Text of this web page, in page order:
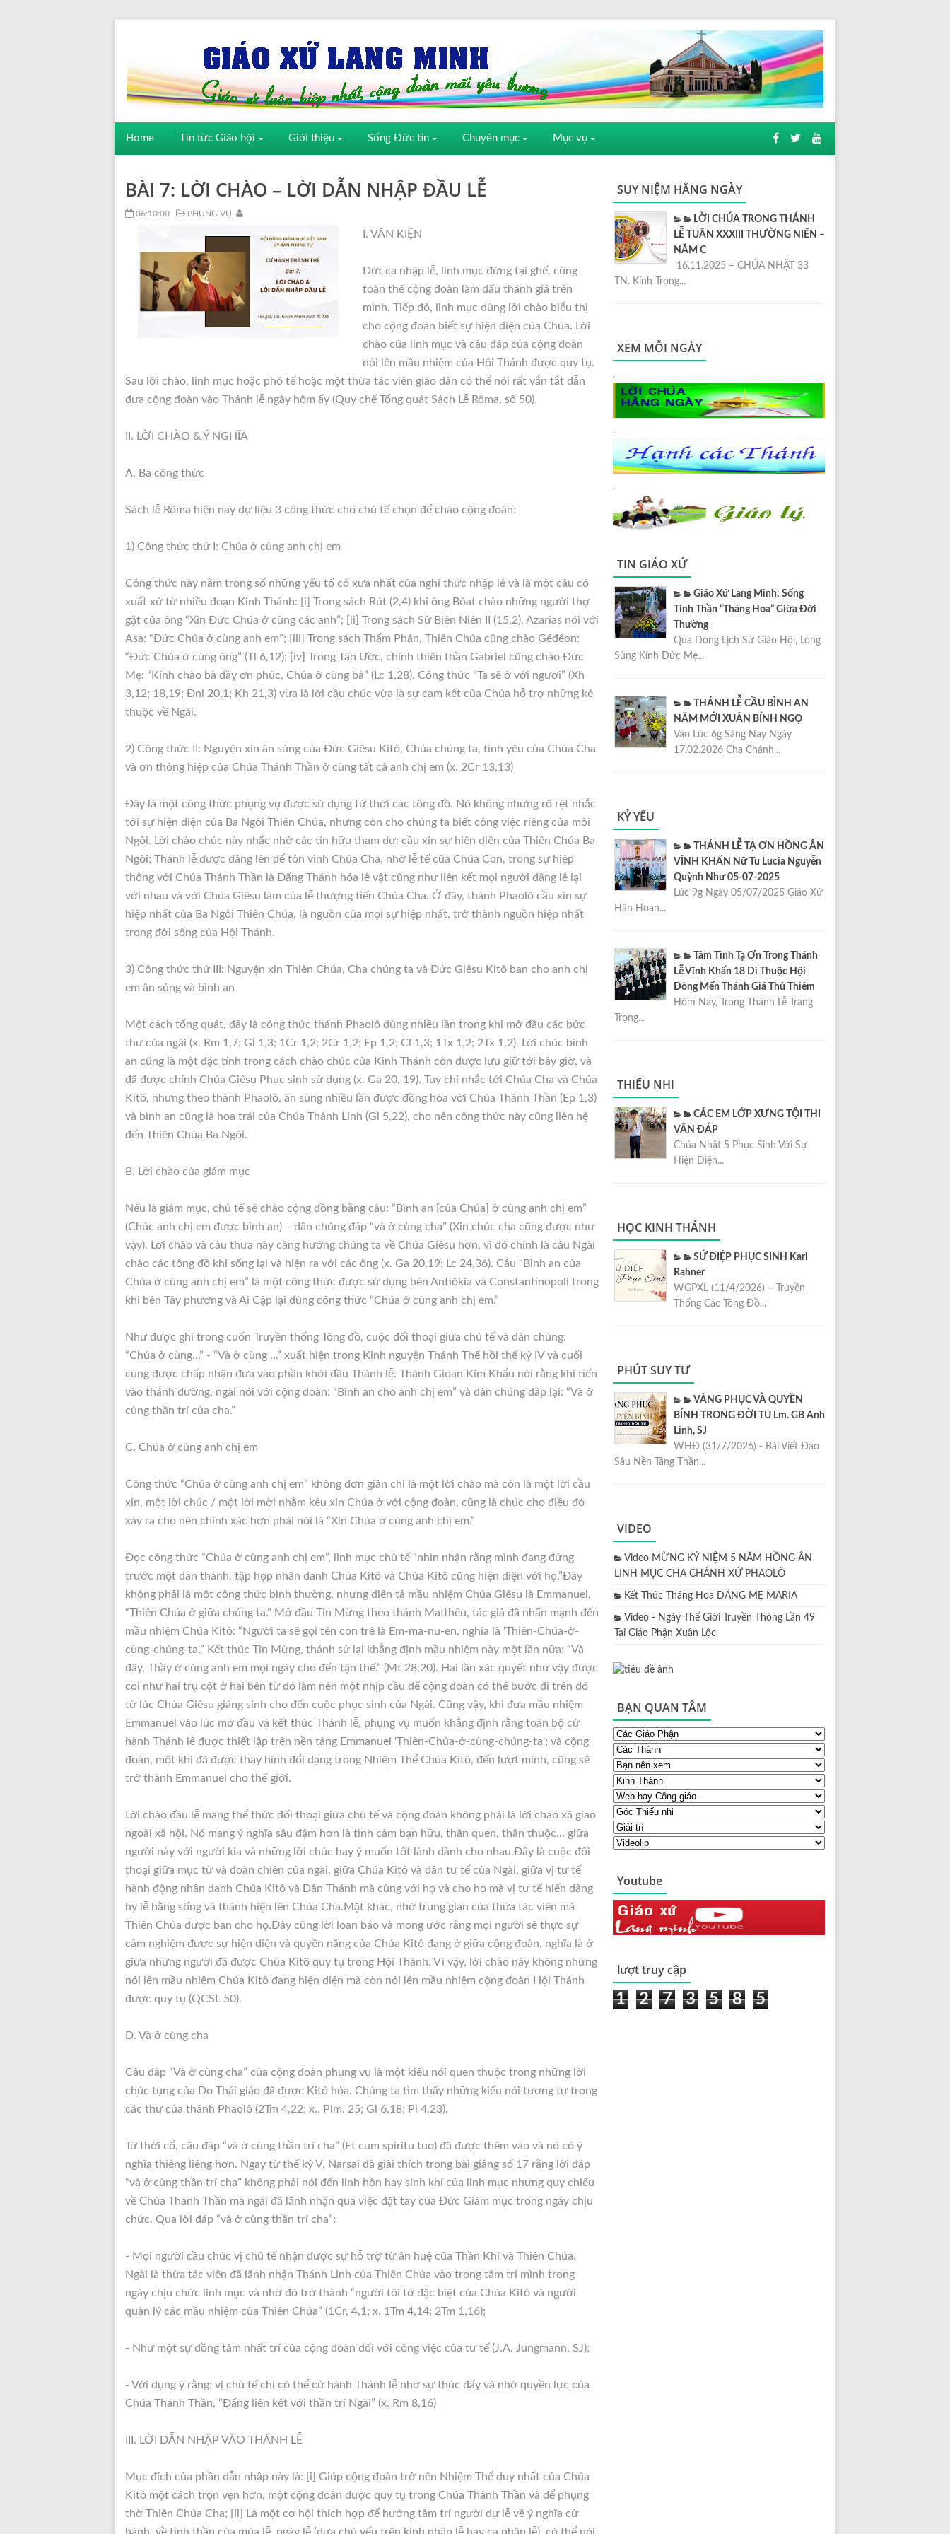
Home Tin tức Giáo hội Giới thiệu Sống Đức tin Chuyên mục Mục vụ
BÀI 7: LỜI CHÀO – LỜI DẪN NHẬP ĐẦU LỄ
06:10:00 PHỤNG VỤ
I. VĂN KIỆN
Dứt ca nhập lễ, linh mục đứng tại ghế, cùng
toàn thể cộng đoàn làm dấu thánh giá trên
mình. Tiếp đó, linh mục dùng lời chào biểu thị
cho cộng đoàn biết sự hiện diện của Chúa. Lời
chào của linh mục và câu đáp của cộng đoàn
nói lên mầu nhiệm của Hội Thánh được quy tụ.
Sau lời chào, linh mục hoặc phó tế hoặc một thừa tác viên giáo dân có thể nói rất vắn tắt dẫn
đưa cộng đoàn vào Thánh lễ ngày hôm ấy (Quy chế Tổng quát Sách Lễ Rôma, số 50).
II. LỜI CHÀO & Ý NGHĨA
A. Ba công thức
Sách lễ Rôma hiện nay dự liệu 3 công thức cho chủ tế chọn để chào cộng đoàn:
1) Công thức thứ I: Chúa ở cùng anh chị em
Công thức này nằm trong số những yếu tố cổ xưa nhất của nghi thức nhập lễ và là một câu có
xuất xứ từ nhiều đoạn Kinh Thánh: [i] Trong sách Rút (2,4) khi ông Bôat chào những người thợ
gặt của ông “Xin Đức Chúa ở cùng các anh”; [ii] Trong sách Sử Biên Niên II (15,2), Azarias nói với
Asa: “Đức Chúa ở cùng anh em”; [iii] Trong sách Thẩm Phán, Thiên Chúa cũng chào Gêđêon:
“Đức Chúa ở cùng ông” (Tl 6,12); [iv] Trong Tân Ước, chính thiên thần Gabriel cũng chào Đức
Mẹ: “Kính chào bà đầy ơn phúc, Chúa ở cùng bà” (Lc 1,28). Công thức “Ta sẽ ở với ngươi” (Xh
3,12; 18,19; Đnl 20,1; Kh 21,3) vừa là lời cầu chúc vừa là sự cam kết của Chúa hỗ trợ những kẻ
thuộc về Ngài.
2) Công thức II: Nguyện xin ân sủng của Đức Giêsu Kitô, Chúa chúng ta, tình yêu của Chúa Cha
và ơn thông hiệp của Chúa Thánh Thần ở cùng tất cả anh chị em (x. 2Cr 13,13)
Đây là một công thức phụng vụ được sử dụng từ thời các tông đồ. Nó không những rõ rệt nhắc
tới sự hiện diện của Ba Ngôi Thiên Chúa, nhưng còn cho chúng ta biết công việc riêng của mỗi
Ngôi. Lời chào chúc này nhắc nhở các tín hữu tham dự: cầu xin sự hiện diện của Thiên Chúa Ba
Ngôi; Thánh lễ được dâng lên để tôn vinh Chúa Cha, nhờ lễ tế của Chúa Con, trong sự hiệp
thông với Chúa Thánh Thần là Đấng Thánh hóa lễ vật cũng như liên kết mọi người dâng lễ lại
với nhau và với Chúa Giêsu làm của lễ thượng tiến Chúa Cha. Ở đây, thánh Phaolô cầu xin sự
hiệp nhất của Ba Ngôi Thiên Chúa, là nguồn của mọi sự hiệp nhất, trở thành nguồn hiệp nhất
trong đời sống của Hội Thánh.
3) Công thức thứ III: Nguyện xin Thiên Chúa, Cha chúng ta và Đức Giêsu Kitô ban cho anh chị
em ân sủng và bình an
Một cách tổng quát, đây là công thức thánh Phaolô dùng nhiều lần trong khi mở đầu các bức
thư của ngài (x. Rm 1,7; Gl 1,3; 1Cr 1,2; 2Cr 1,2; Ep 1,2; Cl 1,3; 1Tx 1,2; 2Tx 1,2). Lời chúc bình
an cũng là một đặc tính trong cách chào chúc của Kinh Thánh còn được lưu giữ tới bây giờ, và
đã được chính Chúa Giêsu Phục sinh sử dụng (x. Ga 20, 19). Tuy chỉ nhắc tới Chúa Cha và Chúa
Kitô, nhưng theo thánh Phaolô, ân sủng nhiều lần được đồng hóa với Chúa Thánh Thần (Ep 1,3)
và bình an cũng là hoa trái của Chúa Thánh Linh (Gl 5,22), cho nên công thức này cũng liên hệ
đến Thiên Chúa Ba Ngôi.
B. Lời chào của giám mục
Nếu là giám mục, chủ tế sẽ chào cộng đồng bằng câu: “Bình an [của Chúa] ở cùng anh chị em”
(Chúc anh chị em được bình an) – dân chúng đáp “và ở cùng cha” (Xin chúc cha cũng được như
vậy). Lời chào và câu thưa này càng hướng chúng ta về Chúa Giêsu hơn, vì đó chính là câu Ngài
chào các tông đồ khi sống lại và hiện ra với các ông (x. Ga 20,19; Lc 24,36). Câu “Bình an của
Chúa ở cùng anh chị em” là một công thức được sử dụng bên Antiôkia và Constantinopoli trong
khi bên Tây phương và Ai Cập lại dùng công thức “Chúa ở cùng anh chị em.”
Như được ghi trong cuốn Truyền thống Tông đồ, cuộc đối thoại giữa chủ tế và dân chúng:
“Chúa ở cùng...” - “Và ở cùng ...” xuất hiện trong Kinh nguyện Thánh Thể hồi thế kỷ IV và cuối
cùng được chấp nhận đưa vào phần khởi đầu Thánh lễ. Thánh Gioan Kim Khẩu nói rằng khi tiến
vào thánh đường, ngài nói với cộng đoàn: “Bình an cho anh chị em” và dân chúng đáp lại: “Và ở
cùng thần trí của cha.”
C. Chúa ở cùng anh chị em
Công thức “Chúa ở cùng anh chị em” không đơn giản chỉ là một lời chào mà còn là một lời cầu
xin, một lời chúc / một lời mời nhằm kêu xin Chúa ở với cộng đoàn, cũng là chúc cho điều đó
xảy ra cho nên chính xác hơn phải nói là “Xin Chúa ở cùng anh chị em.”
Đọc công thức “Chúa ở cùng anh chị em”, linh mục chủ tế “nhìn nhận rằng mình đang đứng
trước một dân thánh, tập họp nhân danh Chúa Kitô và Chúa Kitô cũng hiện diện với họ.”Đây
không phải là một công thức bình thường, nhưng diễn tả mầu nhiệm Chúa Giêsu là Emmanuel,
“Thiên Chúa ở giữa chúng ta.” Mở đầu Tin Mừng theo thánh Matthêu, tác giả đã nhấn mạnh đến
mầu nhiệm Chúa Kitô: “Người ta sẽ gọi tên con trẻ là Em-ma-nu-en, nghĩa là 'Thiên-Chúa-ở-
cùng-chúng-ta'.” Kết thúc Tin Mừng, thánh sử lại khẳng định mầu nhiệm này một lần nữa: “Và
đây, Thầy ở cùng anh em mọi ngày cho đến tận thế.” (Mt 28,20). Hai lần xác quyết như vậy được
coi như hai trụ cột ở hai bên từ đó làm nên một nhịp cầu để cộng đoàn có thể bước đi trên đó
từ lúc Chúa Giêsu giáng sinh cho đến cuộc phục sinh của Ngài. Cũng vậy, khi đưa mầu nhiệm
Emmanuel vào lúc mở đầu và kết thúc Thánh lễ, phụng vụ muốn khẳng định rằng toàn bộ cử
hành Thánh lễ được thiết lập trên nền tảng Emmanuel 'Thiên-Chúa-ở-cùng-chúng-ta'; và cộng
đoàn, một khi đã được thay hình đổi dạng trong Nhiệm Thể Chúa Kitô, đến lượt mình, cũng sẽ
trở thành Emmanuel cho thế giới.
Lời chào đầu lễ mang thể thức đối thoại giữa chủ tế và cộng đoàn không phải là lời chào xã giao
ngoài xã hội. Nó mang ý nghĩa sâu đậm hơn là tình cảm bạn hữu, thân quen, thân thuộc... giữa
người này với người kia và những lời chúc hay ý muốn tốt lành dành cho nhau.Đây là cuộc đối
thoại giữa mục tử và đoàn chiên của ngài, giữa Chúa Kitô và dân tư tế của Ngài, giữa vị tư tế
hành động nhân danh Chúa Kitô và Dân Thánh mà cùng với họ và cho họ mà vị tư tế hiến dâng
hy lễ hằng sống và thánh hiện lên Chúa Cha.Mặt khác, nhờ trung gian của thừa tác viên mà
Thiên Chúa được ban cho họ.Đây cũng lời loan báo và mong ước rằng mọi người sẽ thực sự
cảm nghiệm được sự hiện diện và quyền năng của Chúa Kitô đang ở giữa cộng đoàn, nghĩa là ở
giữa những người đã được Chúa Kitô quy tụ trong Hội Thánh. Vì vậy, lời chào này không những
nói lên mầu nhiệm Chúa Kitô đang hiện diện mà còn nói lên mầu nhiệm cộng đoàn Hội Thánh
được quy tụ (QCSL 50).
D. Và ở cùng cha
Câu đáp “Và ở cùng cha” của cộng đoàn phụng vụ là một kiểu nói quen thuộc trong những lời
chúc tụng của Do Thái giáo đã được Kitô hóa. Chúng ta tìm thấy những kiểu nói tương tự trong
các thư của thánh Phaolô (2Tm 4,22; x.. Plm. 25; Gl 6,18; Pl 4,23).
Từ thời cổ, câu đáp “và ở cùng thần trí cha” (Et cum spiritu tuo) đã được thêm vào và nó có ý
nghĩa thiêng liêng hơn. Ngay từ thế kỷ V, Narsai đã giải thích trong bài giảng số 17 rằng lời đáp
“và ở cùng thần trí cha” không phải nói đến linh hồn hay sinh khí của linh mục nhưng quy chiếu
về Chúa Thánh Thần mà ngài đã lãnh nhận qua việc đặt tay của Đức Giám mục trong ngày chịu
chức. Qua lời đáp “và ở cùng thần trí cha”:
- Mọi người cầu chúc vị chủ tế nhận được sự hỗ trợ từ ân huệ của Thần Khí và Thiên Chúa.
Ngài là thừa tác viên đã lãnh nhận Thánh Linh của Thiên Chúa vào trong tâm trí mình trong
ngày chịu chức linh mục và nhờ đó trở thành “người tôi tớ đặc biệt của Chúa Kitô và người
quản lý các mầu nhiệm của Thiên Chúa” (1Cr, 4,1; x. 1Tm 4,14; 2Tm 1,16);
- Như một sự đồng tâm nhất trí của cộng đoàn đối với công việc của tư tế (J.A. Jungmann, SJ);
- Với dụng ý rằng: vị chủ tế chỉ có thể cử hành Thánh lễ nhờ sự thúc đẩy và nhờ quyền lực của
Chúa Thánh Thần, “Đấng liên kết với thần trí Ngài” (x. Rm 8,16)
III. LỜI DẪN NHẬP VÀO THÁNH LỄ
Mục đích của phần dẫn nhập này là: [i] Giúp cộng đoàn trở nên Nhiệm Thể duy nhất của Chúa
Kitô một cách trọn vẹn hơn, một cộng đoàn được quy tụ trong Chúa Thánh Thần và để phụng
thờ Thiên Chúa Cha; [ii] Là một cơ hội thích hợp để hướng tâm trí người dự lễ về ý nghĩa cử
SUY NIỆM HẰNG NGÀY
LỜI CHÚA TRONG THÁNH
LỄ TUẦN XXXIII THƯỜNG NIÊN –
NĂM C
16.11.2025 – CHÚA NHẬT 33
TN. Kính Trọng...
XEM MỖI NGÀY
.
.
.
TIN GIÁO XỨ
Giáo Xứ Lang Minh: Sống
Tinh Thần “Tháng Hoa” Giữa Đời
Thường
Qua Dòng Lịch Sử Giáo Hội, Lòng
Sùng Kính Đức Mẹ...
THÁNH LỄ CẦU BÌNH AN
NĂM MỚI XUÂN BÍNH NGỌ
Vào Lúc 6g Sáng Nay Ngày
17.02.2026 Cha Chánh...
KỶ YẾU
THÁNH LỄ TẠ ƠN HỒNG ÂN
VĨNH KHẤN Nữ Tu Lucia Nguyễn
Quỳnh Như 05-07-2025
Lúc 9g Ngày 05/07/2025 Giáo Xứ
Hân Hoan...
Tâm Tình Tạ Ơn Trong Thánh
Lễ Vĩnh Khấn 18 Dì Thuộc Hội
Dòng Mến Thánh Giá Thủ Thiêm
Hôm Nay, Trong Thánh Lễ Trang
Trọng...
THIẾU NHI
CÁC EM LỚP XƯNG TỘI THI
VẤN ĐÁP
Chúa Nhật 5 Phục Sinh Với Sự
Hiện Diện...
HỌC KINH THÁNH
SỨ ĐIỆP PHỤC SINH Karl
Rahner
WGPXL (11/4/2026) – Truyền
Thống Các Tông Đồ...
PHÚT SUY TƯ
VÂNG PHỤC VÀ QUYỀN
BÍNH TRONG ĐỜI TU Lm. GB Anh
Linh, SJ
WHĐ (31/7/2026) - Bài Viết Đào
Sâu Nền Tảng Thần...
VIDEO
Video MỪNG KỶ NIỆM 5 NĂM HỒNG ÂN
LINH MỤC CHA CHÁNH XỨ PHAOLÔ
Kết Thúc Tháng Hoa DÂNG MẸ MARIA
Video - Ngày Thế Giới Truyền Thông Lần 49
Tại Giáo Phận Xuân Lộc
BẠN QUAN TÂM
Youtube
lượt truy cập
1 2 7 3 5 8 5